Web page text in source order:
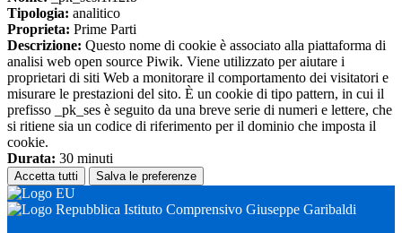
Tipologia: analitico
Proprieta: Prime Parti
Descrizione: Questo nome di cookie è associato alla piattaforma di
analisi web open source Piwik. Viene utilizzato per aiutare i
proprietari di siti Web a monitorare il comportamento dei visitatori e
misurare le prestazioni del sito. È un cookie di tipo pattern, in cui il
prefisso _pk_ses è seguito da una breve serie di numeri e lettere, che
si ritiene sia un codice di riferimento per il dominio che imposta il
cookie.
Durata: 30 minuti
Accetta tutti Salva le preferenze
Istituto Comprensivo Giuseppe Garibaldi